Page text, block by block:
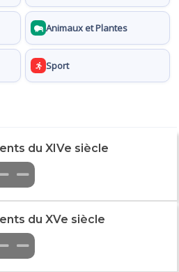
Animaux et Plantes
Sport
du XIVe siècle
du XVe siècle